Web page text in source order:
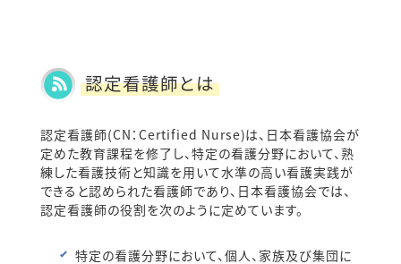
るよう働きかけています。
また、看護師が健康的に自分らしく働き続け
トを行っています。
認定看護師とは
認定看護師(CN：Certified Nurse)は、日本看護協会が
定めた教育課程を修了し、特定の看護分野において、熟
練した看護技術と知識を用いて水準の高い看護実践が
できると認められた看護師であり、日本看護協会では、
認定看護師の役割を次のように定めています。
特定の看護分野において、個人、家族及び集団に